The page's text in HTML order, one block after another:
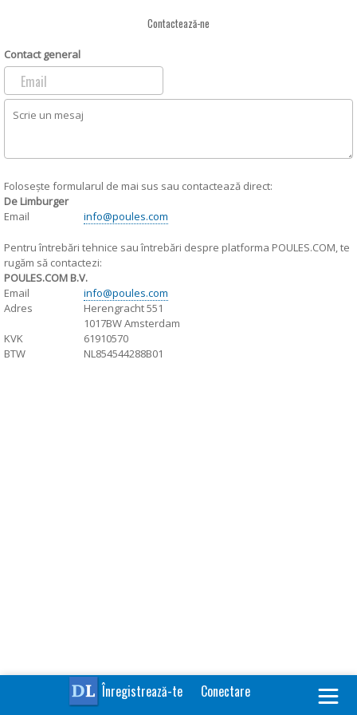
Contactează-ne
Contact general
Email
Folosește formularul de mai sus sau contactează direct:
De Limburger
Email
info@poules.com
Pentru întrebări tehnice sau întrebări despre platforma POULES.COM, te
rugăm să contactezi:
POULES.COM B.V.
Email
info@poules.com
Adres
Herengracht 551
1017BW Amsterdam
KVK
61910570
BTW
NL854544288B01
Înregistrează-te Conectare